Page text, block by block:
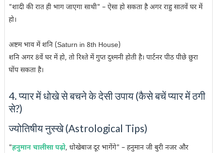
"शादी की रात ही भाग जाएगा साथी" – ऐसा हो सकता है अगर राहु सातवें घर में
हो।
अष्टम भाव में शनि (Saturn in 8th House)
शनि अगर 8वें घर में हो, तो रिश्ते में गुप्त दुश्मनी होती है। पार्टनर पीठ पीछे छुरा
घोंप सकता है।
4. प्यार में धोखे से बचने के देसी उपाय (कैसे बचें प्यार में ठगी
से?)
ज्योतिषीय नुस्खे (Astrological Tips)
"हनुमान चालीसा पढ़ो, धोखेबाज दूर भागेंगे" – हनुमान जी बुरी नजर और